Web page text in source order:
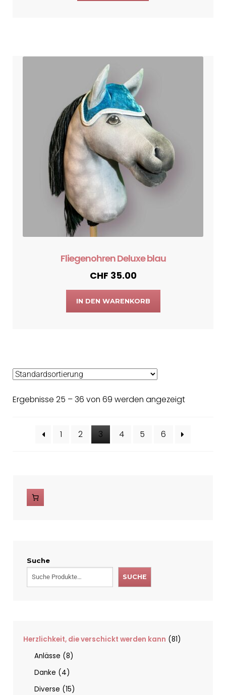
Fliegenohren Deluxe blau
CHF 35.00
IN DEN WARENKORB
Ergebnisse 25 – 36 von 69 werden angezeigt
1 2 3 4 5 6
Suche
SUCHE
Herzlichkeit, die verschickt werden kann
81
Anlässe
8
Danke
4
Diverse
15